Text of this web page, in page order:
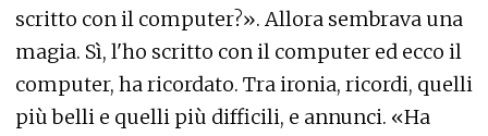
scritto con il computer?». Allora sembrava una
magia. Sì, l'ho scritto con il computer ed ecco il
computer, ha ricordato. Tra ironia, ricordi, quelli
più belli e quelli più difficili, e annunci. «Ha